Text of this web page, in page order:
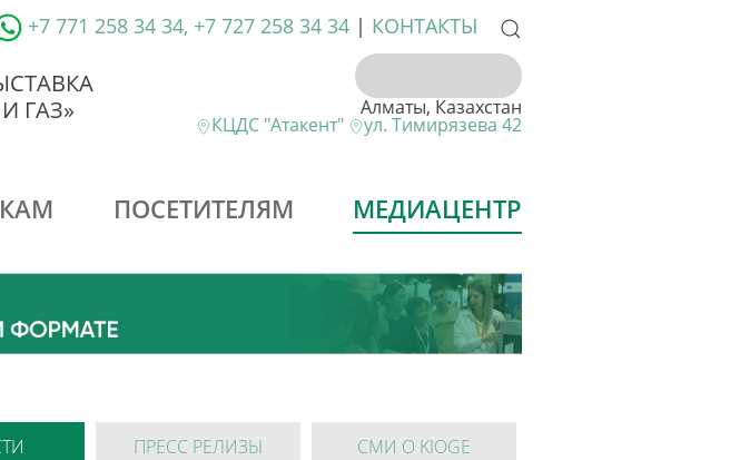
+7 771 258 34 34, +7 727 258 34 34 | КОНТАКТЫ
ГАЗ»
Алматы, Казахстан
КЦДС "Атакент" ул. Тимирязева 42
ПОСЕТИТЕЛЯМ МЕДИАЦЕНТР
ПРЕСС РЕЛИЗЫ СМИ О KIOGE